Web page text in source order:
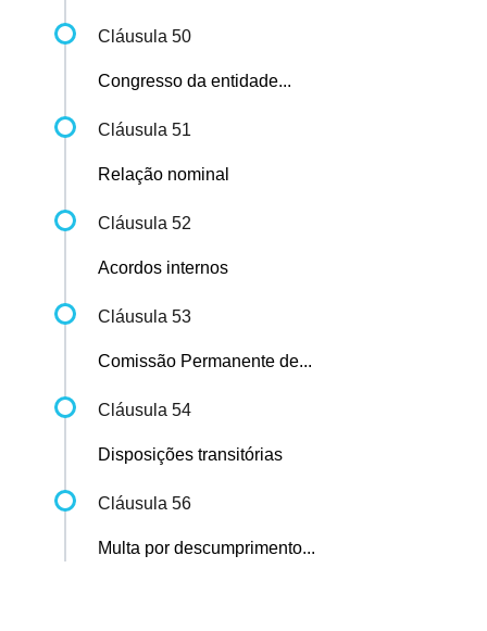
Cláusula 50
Congresso da entidade...
Cláusula 51
Relação nominal
Cláusula 52
Acordos internos
Cláusula 53
Comissão Permanente de...
Cláusula 54
Disposições transitórias
Cláusula 56
Multa por descumprimento...